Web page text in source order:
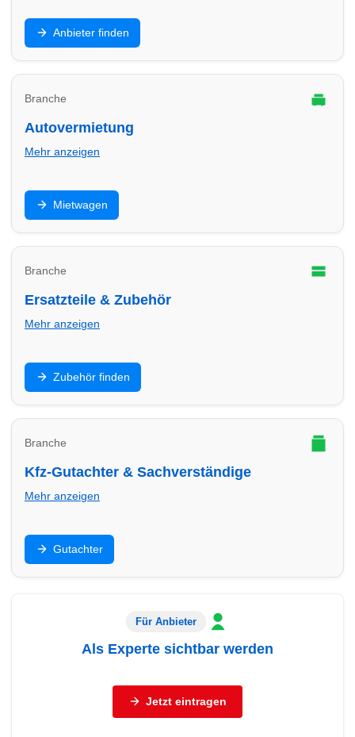
Wallbox, Installation, Abrechnung und Ladepunkte:
Finde Anbieter in Worms für E-Mobilität zu Hause und
im Gewerbe.
Anbieter finden
Branche
Autovermietung
Mehr anzeigen
Mietwagen für Urlaub, Umzug oder Werkstatt-Ersatz:
Finde Autovermietungen in Worms und vergleiche
Konditionen.
Mietwagen
Branche
Ersatzteile & Zubehör
Mehr anzeigen
Teile, Batterien, Öl, Zubehör und Einbau: Finde
Anbieter in Worms für schnelle Verfügbarkeit und
passende Beratung.
Zubehör finden
Branche
Kfz-Gutachter & Sachverständige
Mehr anzeigen
Unfallgutachten, Bewertung, Beweissicherung: Finde
Gutachter in Worms – seriös, dokumentationsstark und
schnell.
Gutachter
Für Anbieter
Als Experte sichtbar werden
Sie sind Autohaus, freier Händler, Werkstatt oder
Servicebetrieb (Reifen, Autoglas, Aufbereitung,
Abschleppdienst, Gutachter)?
Jetzt eintragen